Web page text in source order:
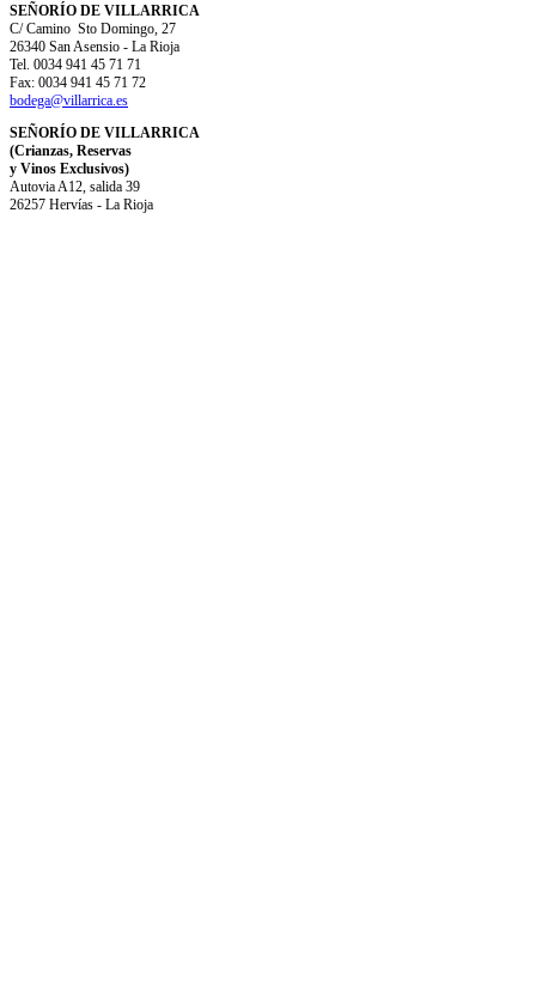
SEÑORÍO DE VILLARRICA
C/ Camino Sto Domingo, 27
26340 San Asensio - La Rioja
Tel. 0034 941 45 71 71
Fax: 0034 941 45 71 72
bodega@villarrica.es
SEÑORÍO DE VILLARRICA
(Crianzas, Reservas
y Vinos Exclusivos)
Autovia A12, salida 39
26257 Hervías - La Rioja